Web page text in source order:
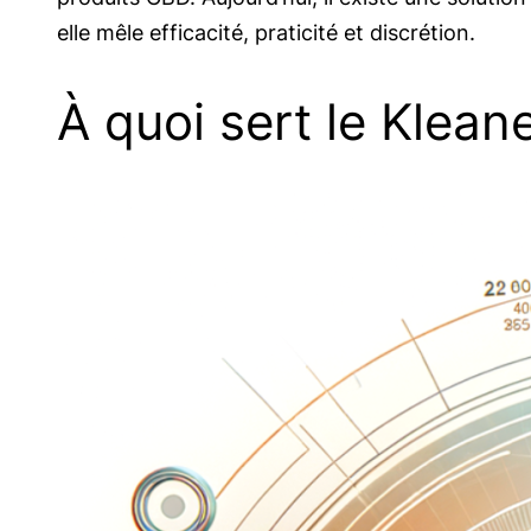
elle mêle efficacité, praticité et discrétion.
À quoi sert le